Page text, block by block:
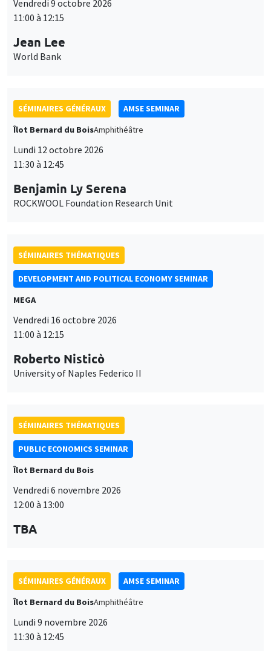
11:00 à 12:15
World Bank
SÉMINAIRES GÉNÉRAUX
AMSE SEMINAR
Îlot Bernard du BoisAmphithéâtre
11:30 à 12:45
ROCKWOOL Foundation Research Unit
SÉMINAIRES THÉMATIQUES
DEVELOPMENT AND POLITICAL ECONOMY SEMINAR
MEGA
11:00 à 12:15
University of Naples Federico II
SÉMINAIRES THÉMATIQUES
PUBLIC ECONOMICS SEMINAR
Îlot Bernard du Bois
12:00 à 13:00
SÉMINAIRES GÉNÉRAUX
AMSE SEMINAR
Îlot Bernard du BoisAmphithéâtre
11:30 à 12:45
des
personnelles
et
des
cookies
Ce site utilise des cookies et des services tiers pour garantir son bon
contenus multimédias. Vous êtes libre d’accepter, de refuser ou de
politique de confidentialité.
Personnaliser